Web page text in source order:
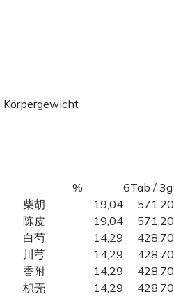
Körpergewicht
%
6Tab / 3g
柴胡 19,04
571,20
陈皮 19,04
571,20
白芍 14,29
428,70
川芎 14,29
428,70
香附 14,29
428,70
枳壳 14,29
428,70